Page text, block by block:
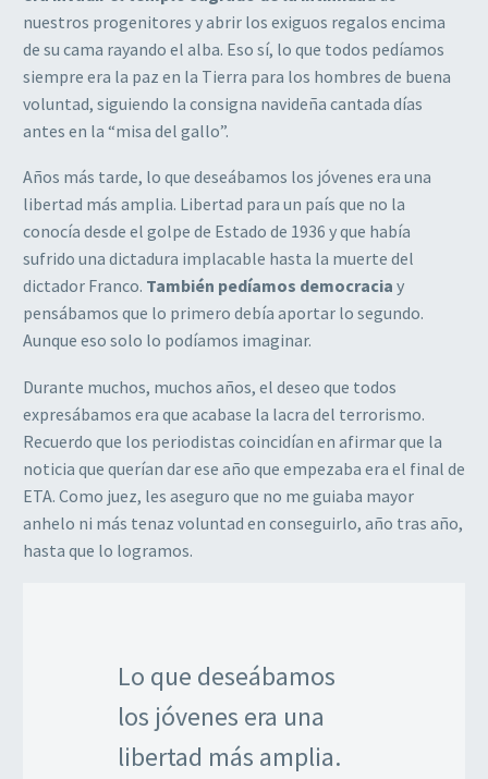
nuestros progenitores y abrir los exiguos regalos encima
de su cama rayando el alba. Eso sí, lo que todos pedíamos
siempre era la paz en la Tierra para los hombres de buena
voluntad, siguiendo la consigna navideña cantada días
antes en la “misa del gallo”.
Años más tarde, lo que deseábamos los jóvenes era una
libertad más amplia. Libertad para un país que no la
conocía desde el golpe de Estado de 1936 y que había
sufrido una dictadura implacable hasta la muerte del
dictador Franco. También pedíamos democracia y
pensábamos que lo primero debía aportar lo segundo.
Aunque eso solo lo podíamos imaginar.
Durante muchos, muchos años, el deseo que todos
expresábamos era que acabase la lacra del terrorismo.
Recuerdo que los periodistas coincidían en afirmar que la
noticia que querían dar ese año que empezaba era el final de
ETA. Como juez, les aseguro que no me guiaba mayor
anhelo ni más tenaz voluntad en conseguirlo, año tras año,
hasta que lo logramos.
Lo que deseábamos
los jóvenes era una
libertad más amplia.